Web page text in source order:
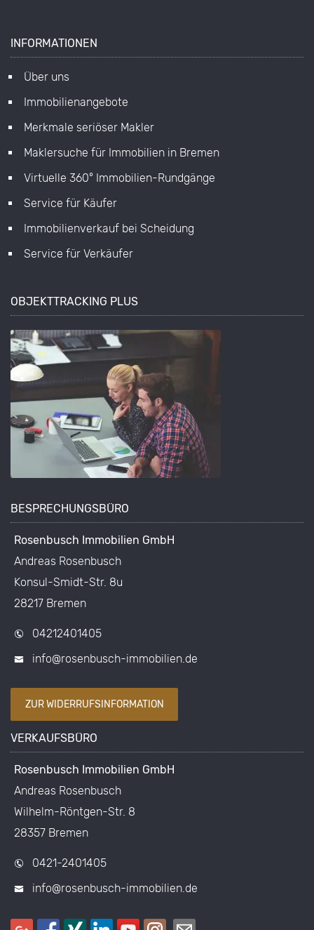
INFORMATIONEN
Über uns
Immobilienangebote
Merkmale seriöser Makler
Maklersuche für Immobilien in Bremen
Virtuelle 360° Immobilien-Rundgänge
Service für Käufer
Immobilienverkauf bei Scheidung
Service für Verkäufer
OBJEKTTRACKING PLUS
BESPRECHUNGSBÜRO
Rosenbusch Immobilien GmbH
Andreas Rosenbusch
Konsul-Smidt-Str. 8u
28217 Bremen
04212401405
info@rosenbusch-immobilien.de
ZUR WIDERRUFSINFORMATION
VERKAUFSBÜRO
Rosenbusch Immobilien GmbH
Andreas Rosenbusch
Wilhelm-Röntgen-Str. 8
28357 Bremen
0421-2401405
info@rosenbusch-immobilien.de